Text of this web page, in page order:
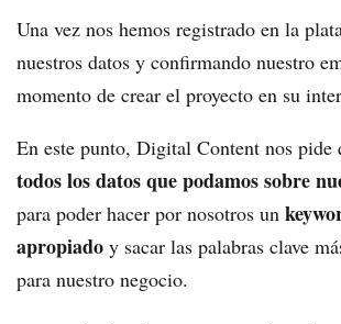
Una vez nos hemos registrado en la
nuestros datos y confirmando nuestro
momento de crear el proyecto en su
En este punto, Digital Content nos pide
todos los datos que podamos sobre
para poder hacer por nosotros un
apropiado y sacar las palabras clave
para nuestro negocio.